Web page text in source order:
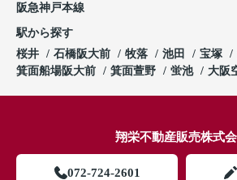
阪急神戸本線
駅から探す
桜井
石橋阪大前 牧落 池田 宝塚
箕面船場阪大前
箕面萱野 蛍池 大阪
翔栄不動産販売株式
072-724-2601